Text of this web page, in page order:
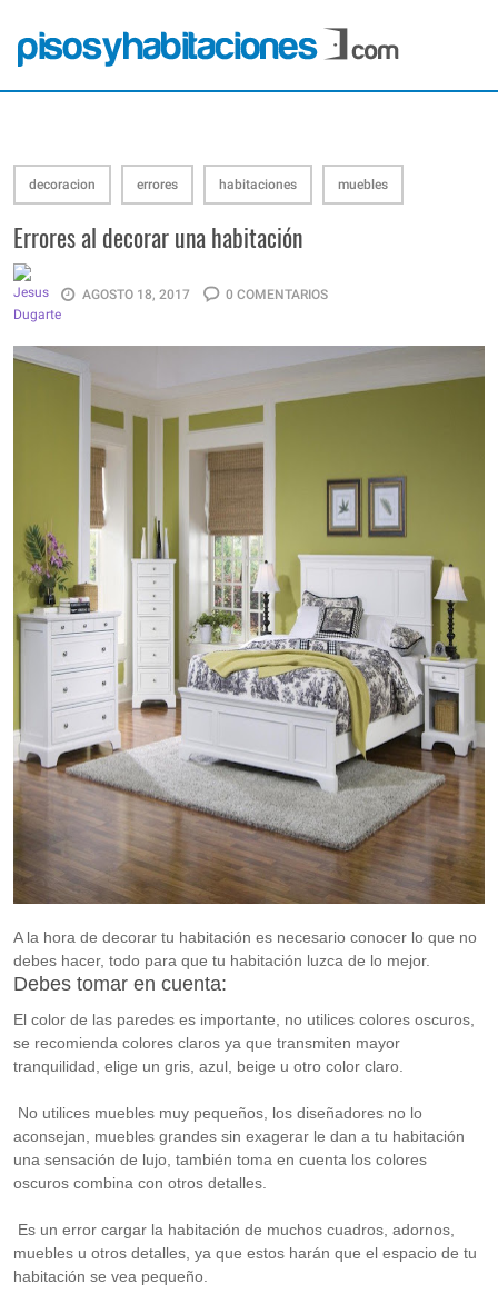
decoracion errores habitaciones muebles
Errores al decorar una habitación
AGOSTO 18, 2017 0 COMENTARIOS
A la hora de decorar tu habitación es necesario conocer lo que no
debes hacer, todo para que tu habitación luzca de lo mejor.
Debes tomar en cuenta:
El color de las paredes es importante, no utilices colores oscuros,
se recomienda colores claros ya que transmiten mayor
tranquilidad, elige un gris, azul, beige u otro color claro.
No utilices muebles muy pequeños, los diseñadores no lo
aconsejan, muebles grandes sin exagerar le dan a tu habitación
una sensación de lujo, también toma en cuenta los colores
oscuros combina con otros detalles.
Es un error cargar la habitación de muchos cuadros, adornos,
muebles u otros detalles, ya que estos harán que el espacio de tu
habitación se vea pequeño.